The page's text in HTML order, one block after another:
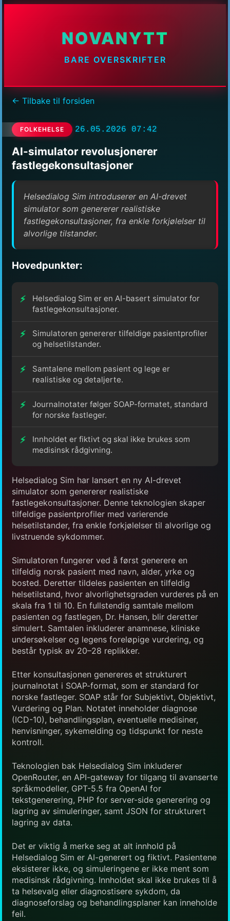
NOVANYTT
BARE OVERSKRIFTER
← Tilbake til forsiden
FOLKEHELSE 26.05.2026 07:42
AI-simulator revolusjonerer
fastlegekonsultasjoner
Helsedialog Sim introduserer en AI-drevet
simulator som genererer realistiske
fastlegekonsultasjoner, fra enkle forkjølelser til
alvorlige tilstander.
Hovedpunkter:
Helsedialog Sim er en AI-basert simulator for
fastlegekonsultasjoner.
Simulatoren genererer tilfeldige pasientprofiler
og helsetilstander.
Samtalene mellom pasient og lege er
realistiske og detaljerte.
Journalnotater følger SOAP-formatet, standard
for norske fastleger.
Innholdet er fiktivt og skal ikke brukes som
medisinsk rådgivning.
Helsedialog Sim har lansert en ny AI-drevet
simulator som genererer realistiske
fastlegekonsultasjoner. Denne teknologien skaper
tilfeldige pasientprofiler med varierende
helsetilstander, fra enkle forkjølelser til alvorlige og
livstruende sykdommer.
Simulatoren fungerer ved å først generere en
tilfeldig norsk pasient med navn, alder, yrke og
bosted. Deretter tildeles pasienten en tilfeldig
helsetilstand, hvor alvorlighetsgraden vurderes på en
skala fra 1 til 10. En fullstendig samtale mellom
pasienten og fastlegen, Dr. Hansen, blir deretter
simulert. Samtalen inkluderer anamnese, kliniske
undersøkelser og legens foreløpige vurdering, og
består typisk av 20–28 replikker.
Etter konsultasjonen genereres et strukturert
journalnotat i SOAP-format, som er standard for
norske fastleger. SOAP står for Subjektivt, Objektivt,
Vurdering og Plan. Notatet inneholder diagnose
(ICD-10), behandlingsplan, eventuelle medisiner,
henvisninger, sykemelding og tidspunkt for neste
kontroll.
Teknologien bak Helsedialog Sim inkluderer
OpenRouter, en API-gateway for tilgang til avanserte
språkmodeller, GPT-5.5 fra OpenAI for
tekstgenerering, PHP for server-side generering og
lagring av simuleringer, samt JSON for strukturert
lagring av data.
Det er viktig å merke seg at alt innhold på
Helsedialog Sim er AI-generert og fiktivt. Pasientene
eksisterer ikke, og simuleringene er ikke ment som
medisinsk rådgivning. Innholdet skal ikke brukes til å
ta helsevalg eller diagnostisere sykdom, da
diagnoseforslag og behandlingsplaner kan inneholde
feil.